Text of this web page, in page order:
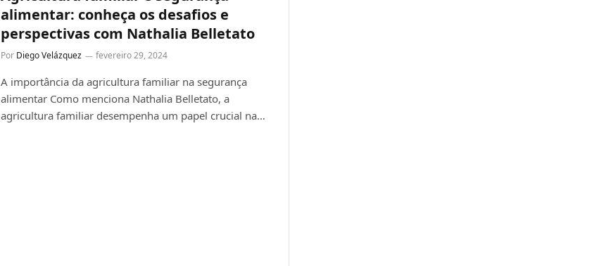
alimentar: conheça os desafios e
perspectivas com Nathalia Belletato
Por Diego Velázquez fevereiro 29, 2024
A importância da agricultura familiar na segurança
alimentar Como menciona Nathalia Belletato, a
agricultura familiar desempenha um papel crucial na…